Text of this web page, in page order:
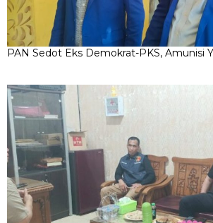
PAN Sedot Eks Demokrat-PKS, Amunisi